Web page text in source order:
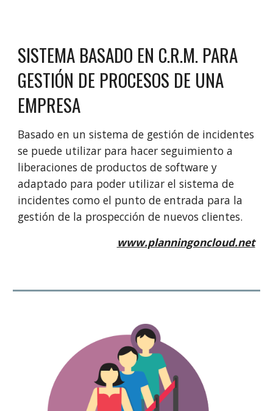
SISTEMA BASADO EN C.R.M. PARA
GESTIÓN DE PROCESOS DE UNA
EMPRESA
Basado en un sistema de gestión de incidentes
se puede utilizar para hacer seguimiento a
liberaciones de productos de software y
adaptado para poder utilizar el sistema de
incidentes como el punto de entrada para la
gestión de la prospección de nuevos clientes.
www.planningoncloud.net